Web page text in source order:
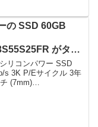
の SSD 60GB
がタイ
円！
リコンパワー SSD
s 3K P/Eサイクル 3年
(7mm)